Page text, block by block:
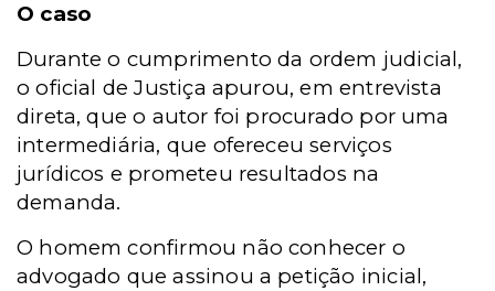
O caso
Durante o cumprimento da ordem judicial,
o oficial de Justiça apurou, em entrevista
direta, que o autor foi procurado por uma
intermediária, que ofereceu serviços
jurídicos e prometeu resultados na
demanda.
O homem confirmou não conhecer o
advogado que assinou a petição inicial,